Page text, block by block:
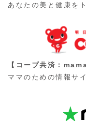
あなたの美と健康を
【コープ共済：
ママのための情報サ